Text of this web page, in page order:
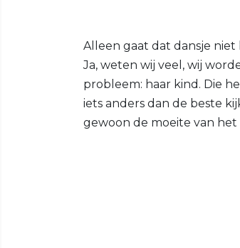
Alleen gaat dat dansje niet
Ja, weten wij veel, wij
probleem: haar kind. Die
iets anders dan de beste
gewoon de moeite van het